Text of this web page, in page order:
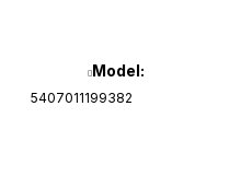
Model:
5407011199382